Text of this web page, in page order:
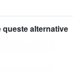
alternative